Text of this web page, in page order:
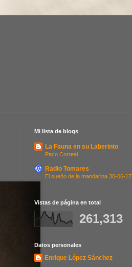
Mi lista de blogs
La Fauna en su Laberinto
Paco Correal
Radio Tomares
El sueño de la mandarina 30-06-17
Vistas de página en total
261,313
Datos personales
Enrique López Sánchez